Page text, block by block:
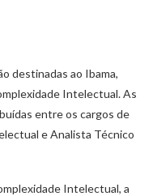
destinadas ao Ibama,
Intelectual. As
entre os cargos de
e Analista Técnico
Intelectual, a